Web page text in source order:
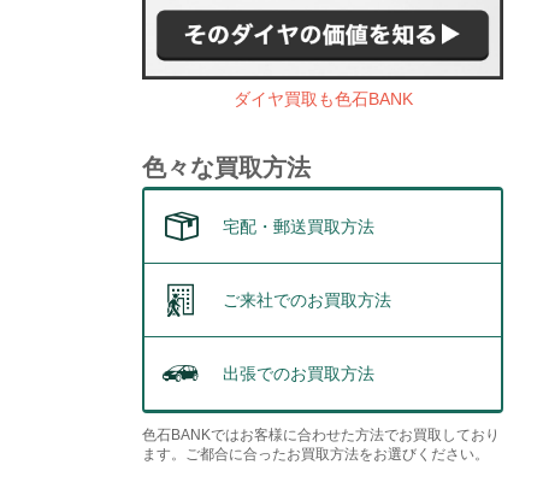
ダイヤ買取も色石BANK
色々な買取方法
宅配・郵送買取方法
ご来社でのお買取方法
出張でのお買取方法
色石BANKではお客様に合わせた方法でお買取しており
ます。ご都合に合ったお買取方法をお選びください。